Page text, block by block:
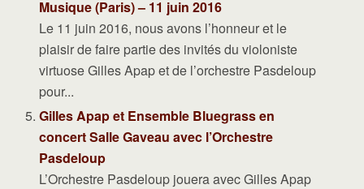
Musique (Paris) – 11 juin 2016
Le 11 juin 2016, nous avons l’honneur et le
plaisir de faire partie des invités du violoniste
virtuose Gilles Apap et de l’orchestre Pasdeloup
pour...
Gilles Apap et Ensemble Bluegrass en
concert Salle Gaveau avec l’Orchestre
Pasdeloup
L’Orchestre Pasdeloup jouera avec Gilles Apap